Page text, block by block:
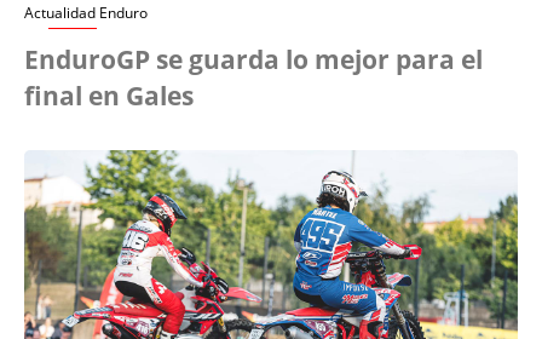
Actualidad Enduro
EnduroGP se guarda lo mejor para el
final en Gales